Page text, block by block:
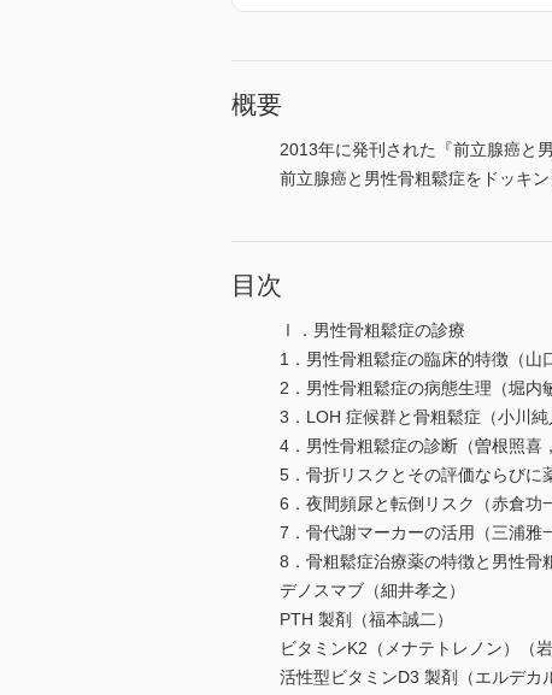
概要
2013年に発刊された『前立腺癌と
前立腺癌と男性骨粗鬆症をドッキ
目次
Ⅰ．男性骨粗鬆症の診療
1．男性骨粗鬆症の臨床的特徴（山
2．男性骨粗鬆症の病態生理（堀内
3．LOH 症候群と骨粗鬆症（小川純
4．男性骨粗鬆症の診断（曽根照喜
5．骨折リスクとその評価ならびに
6．夜間頻尿と転倒リスク（赤倉功
7．骨代謝マーカーの活用（三浦雅
8．骨粗鬆症治療薬の特徴と男性骨
デノスマブ（細井孝之）
PTH 製剤（福本誠二）
ビタミンK2（メナテトレノン）（
活性型ビタミンD3 製剤（エルデカ